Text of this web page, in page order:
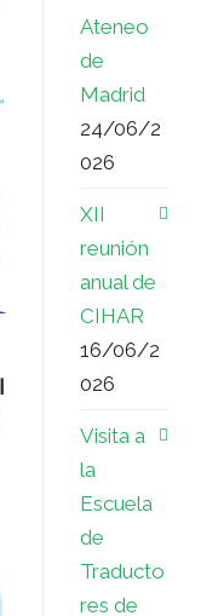
Ateneo
de
Madrid
24/06/2
026
XII
reunión
anual de
CIHAR
16/06/2
026
Visita a
la
Escuela
de
Traducto
res de